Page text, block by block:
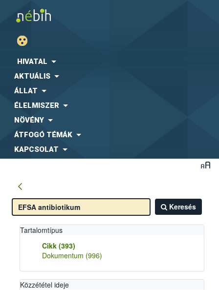
HIVATAL
AKTUÁLIS
ÁLLAT
ÉLELMISZER
NÖVÉNY
ÁTFOGÓ TÉMÁK
KAPCSOLAT
Keresés
Tartalomtípus
Cikk (393)
Dokumentum (996)
Közzététel ideje